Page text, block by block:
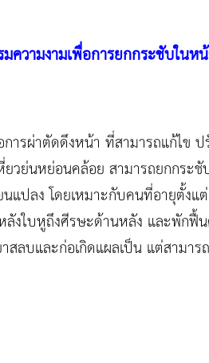
ความงามเพื่อการยกกระชับในห
การผ่าตัดดึงหน้า ที่สามารถแก้ไข
วย่นหย่อนคล้อย สามารถยกกระชั
นแปลง โดยเหมาะกับคนที่อายุตั้ง
ลังใบหูถึงศีรษะด้านหลัง และพักฟื้
สลบและก่อเกิดแผลเป็น แต่สามาร